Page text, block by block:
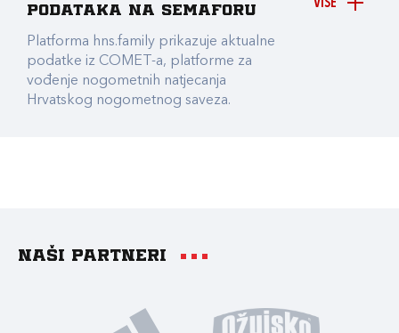
VIŠE
podataka na Semaforu
Platforma hns.family prikazuje aktualne
podatke iz COMET-a, platforme za
vođenje nogometnih natjecanja
Hrvatskog nogometnog saveza.
Naši partneri